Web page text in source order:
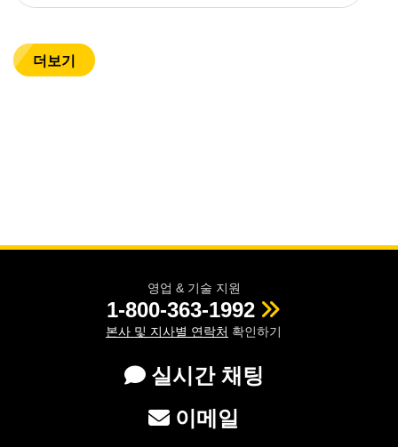
더보기
영업 & 기술 지원
1-800-363-1992
본사 및 지사별 연락처 확인하기
실시간 채팅
이메일